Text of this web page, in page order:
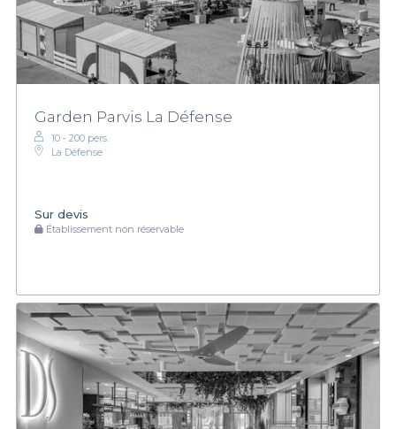
Garden Parvis La Défense
10 - 200 pers.
La Défense
Sur devis
Établissement non réservable